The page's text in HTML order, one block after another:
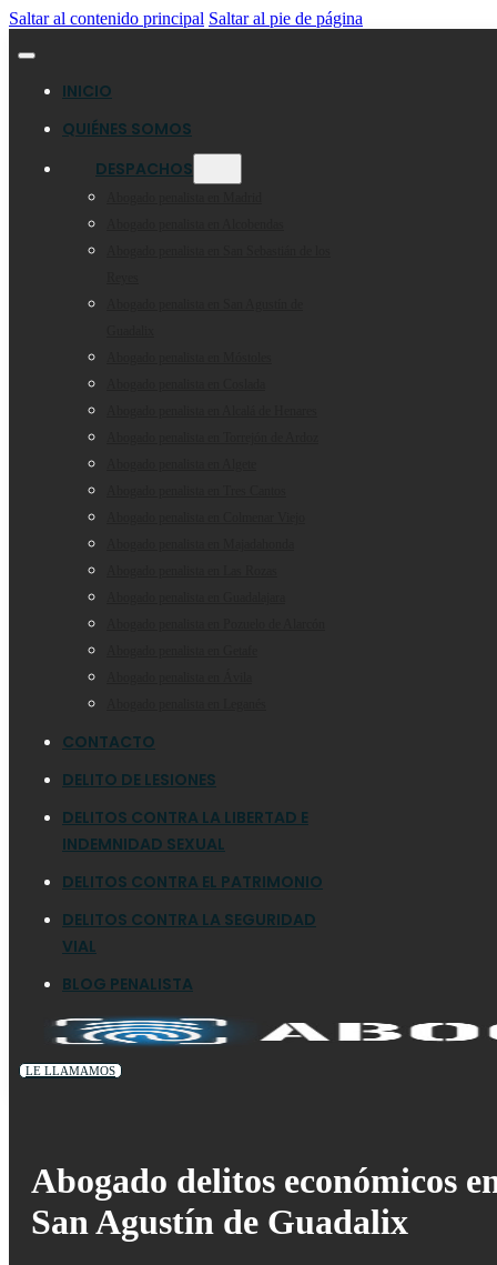
Saltar al contenido principal Saltar al pie de página
INICIO
QUIÉNES SOMOS
DESPACHOS
CONTACTO
DELITO DE LESIONES
DELITOS CONTRA LA LIBERTAD E
INDEMNIDAD SEXUAL
DELITOS CONTRA EL PATRIMONIO
DELITOS CONTRA LA SEGURIDAD
VIAL
BLOG PENALISTA
LE LLAMAMOS
Abogado delitos económicos
San Agustín de Guadalix